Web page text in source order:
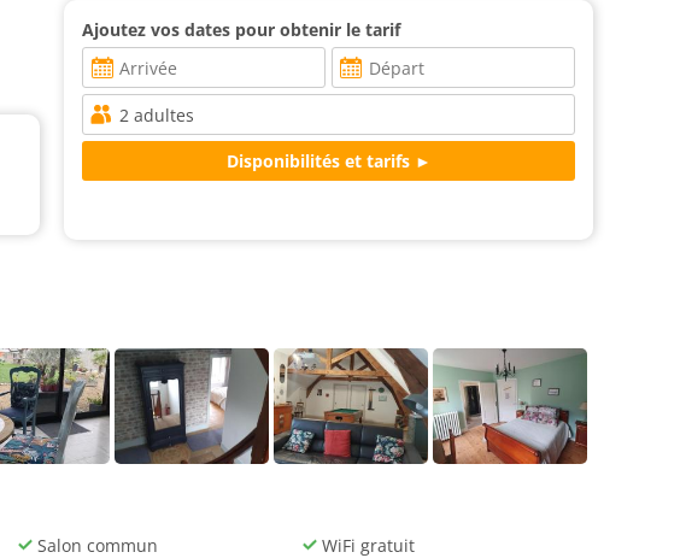
Ajoutez vos dates pour obtenir le tarif
Salon commun
WiFi gratuit